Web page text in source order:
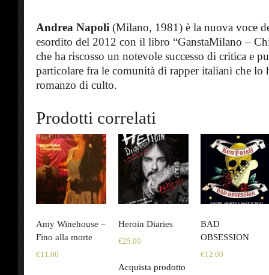
Andrea Napoli (Milano, 1981) è la nuova voce
esordito del 2012 con il libro “GanstaMilano –
che ha riscosso un notevole successo di critica e
particolare fra le comunità di rapper italiani che lo
romanzo di culto.
Prodotti correlati
Amy Winehouse –
Fino alla morte
€11.00
Heroin Diaries
€25.00
Acquista prodotto
BAD
OBSESSION
€12.00